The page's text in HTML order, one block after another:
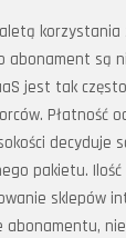
korzystania
są
jest tak
Płatność
decyduje
pakietu.
sklepów